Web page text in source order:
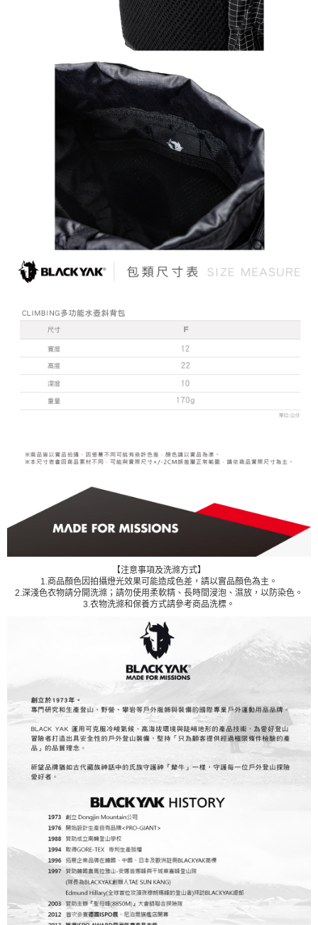
【注意事項及洗滌方式】
1.商品顏色因拍攝燈光效果可能造成色差，請以實品顏色為主。
2.深淺色衣物請分開洗滌；請勿使用柔軟精、長時間浸泡、濕放，以防染色。
3.衣物洗滌和保養方式請參考商品洗標。